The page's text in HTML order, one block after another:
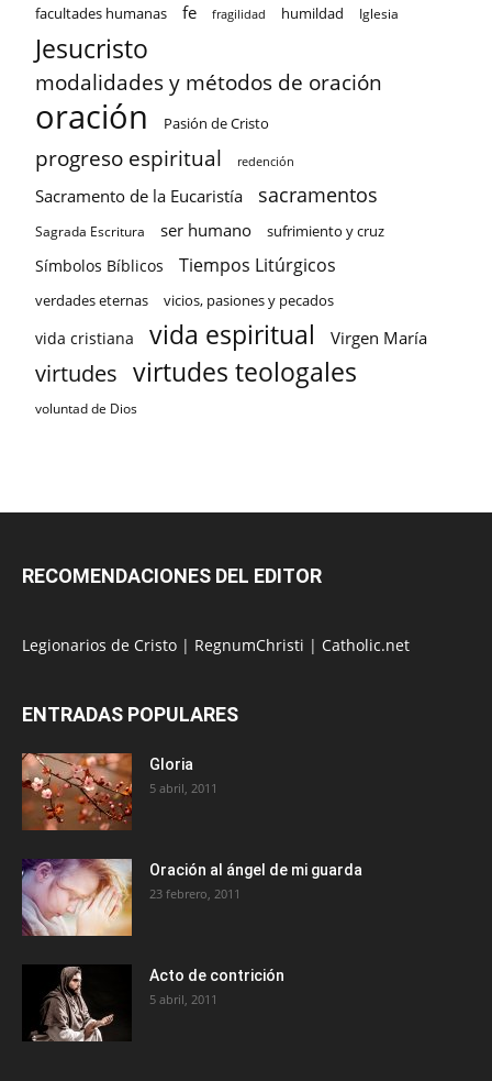
facultades humanas fe fragilidad humildad Iglesia
Jesucristo
modalidades y métodos de oración
oración Pasión de Cristo
progreso espiritual redención
Sacramento de la Eucaristía sacramentos
Sagrada Escritura ser humano sufrimiento y cruz
Símbolos Bíblicos Tiempos Litúrgicos
verdades eternas vicios, pasiones y pecados
vida cristiana vida espiritual Virgen María
virtudes virtudes teologales
voluntad de Dios
RECOMENDACIONES DEL EDITOR
Legionarios de Cristo | RegnumChristi | Catholic.net
ENTRADAS POPULARES
Gloria
5 abril, 2011
Oración al ángel de mi guarda
23 febrero, 2011
Acto de contrición
5 abril, 2011